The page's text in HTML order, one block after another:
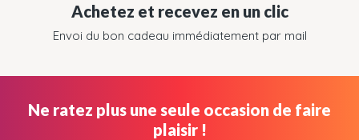
Achetez et recevez en un clic
Envoi du bon cadeau immédiatement par mail
Ne ratez plus une seule occasion de faire
plaisir !